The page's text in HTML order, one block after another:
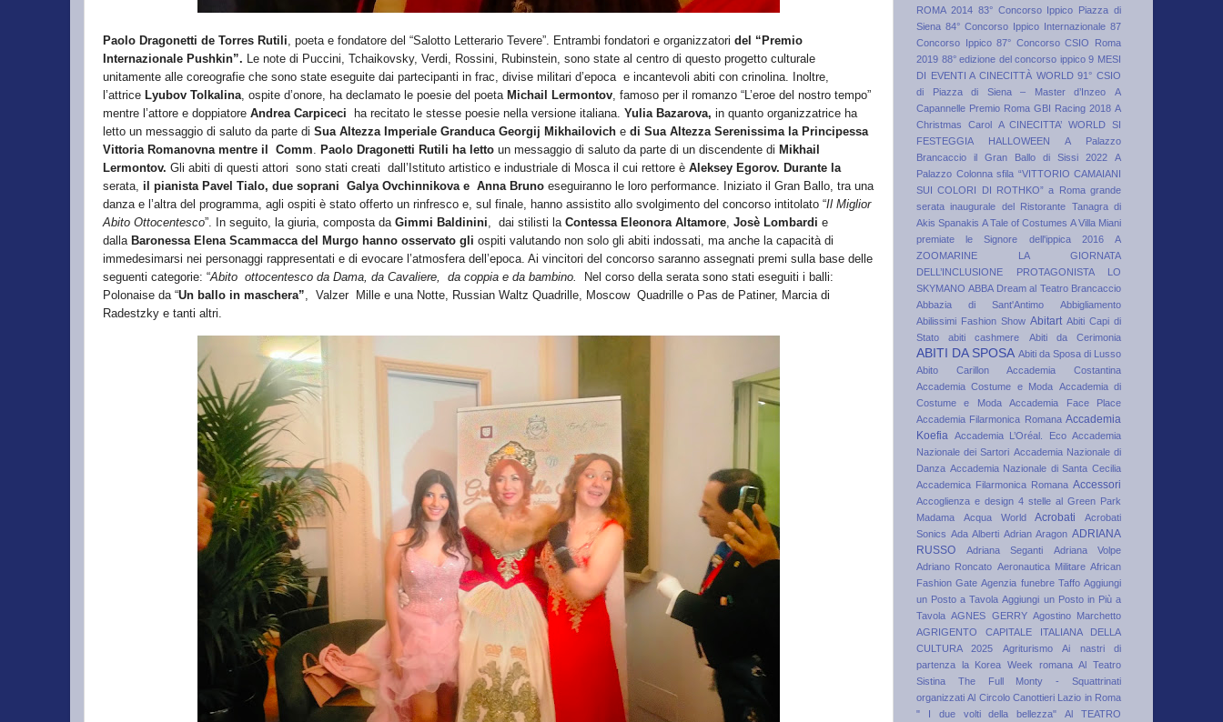
Paolo Dragonetti de Torres Rutili , poeta e fondatore del “Salotto Letterario Tevere”. Entrambi fondatori e organizzatori del “Premio
Internazionale Pushkin”. Le note di Puccini, Tchaikovsky, Verdi, Rossini, Rubinstein, sono state al centro di questo progetto culturale
unitamente alle coreografie che sono state eseguite dai partecipanti in frac, divise militari d’epoca e incantevoli abiti con crinolina. Inoltre,
l’attrice Lyubov Tolkalina , ospite d’onore, ha declamato le poesie del poeta Michail Lermontov , famoso per il romanzo “L’eroe del nostro tempo”
mentre l’attore e doppiatore Andrea Carpiceci ha recitato le stesse poesie nella versione italiana. Yulia Bazarova, in quanto organizzatrice ha
letto un messaggio di saluto da parte di Sua Altezza Imperiale Granduca Georgij Mikhailovich e di Sua Altezza Serenissima la Principessa
Vittoria Romanovna mentre il Comm
Paolo Dragonetti Rutili ha letto un messaggio di saluto da parte di un discendente di Mikhail
Lermontov. Gli abiti di questi attori sono stati creati dall’Istituto artistico e industriale di Mosca il cui rettore è Aleksey Egorov. Durante la
serata, il pianista Pavel Tialo, due soprani Galya Ovchinnikova e Anna Bruno eseguiranno le loro performance. Iniziato il Gran Ballo, tra una
danza e l’altra del programma, agli ospiti è stato offerto un rinfresco e, sul finale, hanno assistito allo svolgimento del concorso intitolato “Il Miglior
Abito Ottocentesco”. In seguito, la giuria, composta da Gimmi Baldinini , dai stilisti la Contessa Eleonora Altamore Josè Lombardi e
dalla Baronessa Elena Scammacca del Murgo hanno osservato gli ospiti valutando non solo gli abiti indossati, ma anche la capacità di
immedesimarsi nei personaggi rappresentati e di evocare l’atmosfera dell’epoca. Ai vincitori del concorso saranno assegnati premi sulla base delle
seguenti categorie: “Abito ottocentesco da Dama, da Cavaliere, da coppia e da bambino.
Nel corso della serata sono stati eseguiti i balli:
Polonaise da “Un ballo in maschera” , Valzer Mille e una Notte, Russian Waltz Quadrille, Moscow Quadrille o Pas de Patiner, Marcia di
Radestzky e tanti altri.
ROMA 2014 83° Concorso Ippico Piazza di
Siena 84° Concorso Ippico Internazionale 87
Concorso Ippico 87° Concorso CSIO Roma
2019 88° edizione del concorso ippico 9 MESI
DI EVENTI A CINECITTÀ WORLD 91° CSIO
di Piazza di Siena – Master d’Inzeo
A
Capannelle Premio Roma GBI Racing 2018 A
Christmas Carol A CINECITTA’ WORLD SI
FESTEGGIA HALLOWEEN
A Palazzo
Brancaccio il Gran Ballo di Sissi 2022
A
Palazzo Colonna sfila “VITTORIO CAMAIANI
SUI COLORI DI ROTHKO” a Roma grande
serata inaugurale del Ristorante Tanagra di
Akis Spanakis A Tale of Costumes A Villa Miani
premiate le Signore dell'ippica 2016
A
ZOOMARINE LA GIORNATA
DELL’INCLUSIONE PROTAGONISTA LO
SKYMANO ABBA Dream al Teatro Brancaccio
Abbazia di Sant'Antimo
Abbigliamento
Abilissimi Fashion Show Abitart Abiti Capi di
Stato
abiti cashmere Abiti da Cerimonia
ABITI DA SPOSA Abiti da Sposa di Lusso
Abito Carillon
Accademia Costantina
Accademia Costume e Moda Accademia di
Costume e Moda
Accademia Face Place
Accademia Filarmonica Romana Accademia
Koefia
Accademia L’Oréal. Eco Accademia
Nazionale dei Sartori Accademia Nazionale di
Danza Accademia Nazionale di Santa Cecilia
Accademica Filarmonica Romana Accessori
Accoglienza e design 4 stelle al Green Park
Madama
Acqua World Acrobati
Acrobati
Sonics Ada Alberti Adrian Aragon ADRIANA
RUSSO
Adriana Seganti
Adriana Volpe
Adriano Roncato Aeronautica Militare African
Fashion Gate Agenzia funebre Taffo Aggiungi
un Posto a Tavola Aggiungi un Posto in Più a
Tavola AGNES GERRY Agostino Marchetto
AGRIGENTO CAPITALE ITALIANA DELLA
CULTURA 2025
Agriturismo
Ai nastri di
partenza la Korea Week romana Al Teatro
Sistina The Full Monty - Squattrinati
organizzati Al Circolo Canottieri Lazio in Roma
" I due volti della bellezza"
Al TEATRO